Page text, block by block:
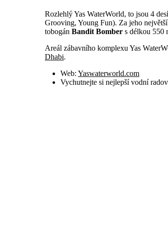
Rozlehlý Yas WaterWorld, to jsou 4
Grooving, Young Fun). Za jeho
tobogán Bandit Bomber s délkou 550
Areál zábavního komplexu Yas
Dhabi.
Web: Yaswaterworld.com
Vychutnejte si nejlepší vodní